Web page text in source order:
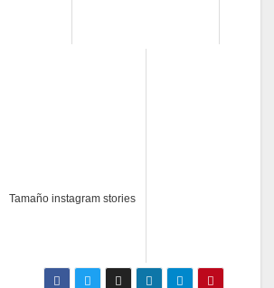
Tamaño instagram stories